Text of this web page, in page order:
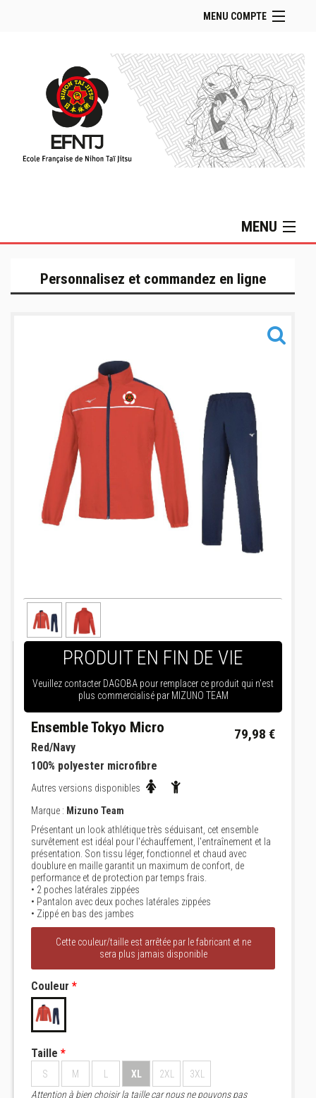
MENU COMPTE
Retour Site EFNTJ
Se connecter
Panier (vide)
MENU
Collection MIZUNO
Personnalisez et commandez en ligne
PRODUIT EN FIN DE VIE
Veuillez contacter DAGOBA pour remplacer ce produit qui n'est
plus commercialisé par MIZUNO TEAM
Ensemble Tokyo Micro 79,98 €
Red/Navy
100% polyester microfibre
Autres versions disponibles
Marque : Mizuno Team
Présentant un look athlétique très séduisant, cet ensemble
survêtement est idéal pour l'échauffement, l'entraînement et la
présentation. Son tissu léger, fonctionnel et chaud avec
doublure en maille garantit un maximum de confort, de
performance et de protection par temps frais.
• 2 poches latérales zippées
• Pantalon avec deux poches latérales zippées
• Zippé en bas des jambes
Cette couleur/taille est arrêtée par le fabricant et ne
sera plus jamais disponible
Couleur *
Taille *
S M XL 2XL
3XL
Attention à bien choisir la taille car nous ne pouvons pas